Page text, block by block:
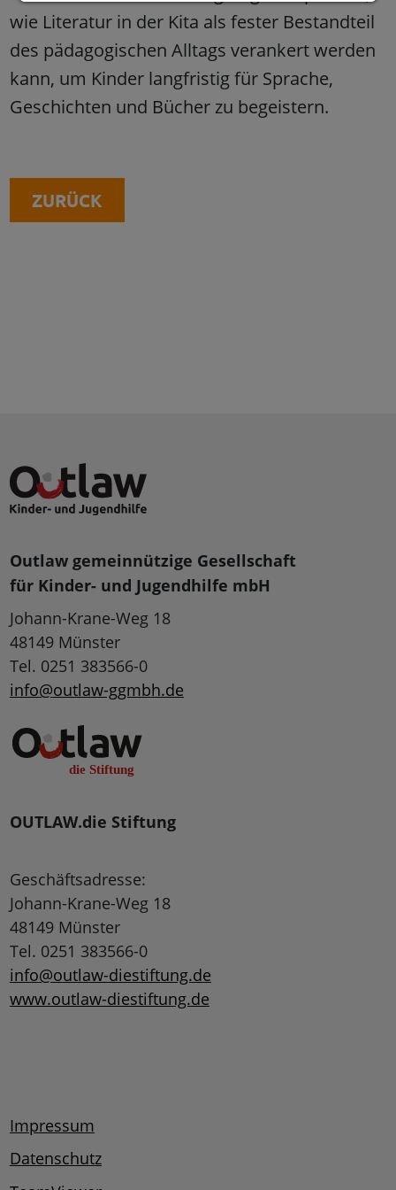
wie Literatur in der Kita als fester Bestandteil
des pädagogischen Alltags verankert werden
kann, um Kinder langfristig für Sprache,
Geschichten und Bücher zu begeistern.
ZURÜCK
Outlaw gemeinnützige Gesellschaft
für Kinder- und Jugendhilfe mbH
Johann-Krane-Weg 18
48149 Münster
Tel. 0251 383566-0
info@outlaw-ggmbh.de
OUTLAW.die Stiftung
Geschäftsadresse:
Johann-Krane-Weg 18
48149 Münster
Tel. 0251 383566-0
info@outlaw-diestiftung.de
www.outlaw-diestiftung.de
Impressum
Datenschutz